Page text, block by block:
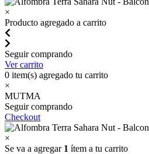
×
Producto agregado a carrito
Seguir comprando
Ver carrito
0 item(s) agregado tu carrito
×
MUTMA
Seguir comprando
Checkout
×
Se va a agregar 1 ítem a tu carrito